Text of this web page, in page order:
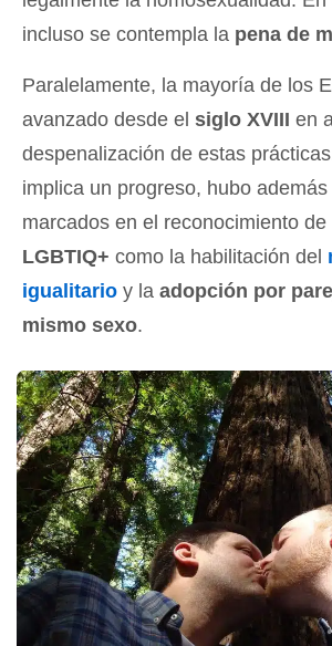
incluso se contempla la pena de
Paralelamente, la mayoría de los
avanzado desde el siglo XVIII en
despenalización de estas
implica un progreso, hubo
marcados en el reconocimiento de
LGBTIQ+ como la habilitación del
igualitario y la adopción por
mismo sexo.